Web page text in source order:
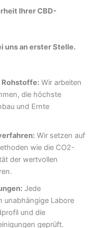
Ihrer CBD-
uns an erster Stelle.
Rohstoffe:Wir arbeiten
die höchste
und Ernte
Wir setzen auf
wie die CO2-
der wertvollen
Jede
unabhängige Labore
und die
geprüft.